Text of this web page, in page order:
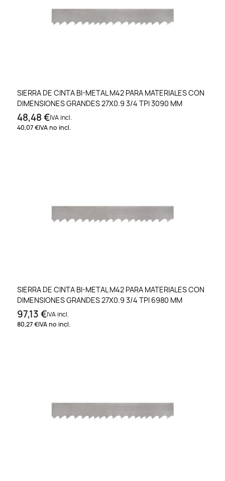
SIERRA DE CINTA BI-METAL M42 PARA MATERIALES CON
DIMENSIONES GRANDES 27X0.9 3/4 TPI 3090 MM
48,48 €IVA incl.
40,07 €IVA no incl.
SIERRA DE CINTA BI-METAL M42 PARA MATERIALES CON
DIMENSIONES GRANDES 27X0.9 3/4 TPI 6980 MM
97,13 €IVA incl.
80,27 €IVA no incl.